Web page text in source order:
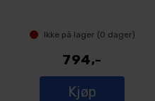
Ikke på lager (0 dager)
794,-
Kjøp